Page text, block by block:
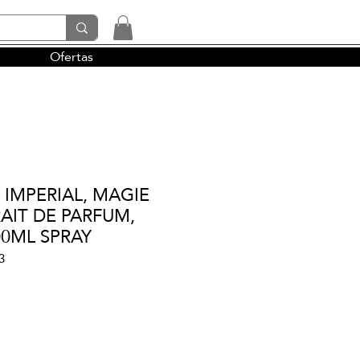
y la perfumería árabe
Ofertas
MAGIE
DE PARFUM,
SPRAY